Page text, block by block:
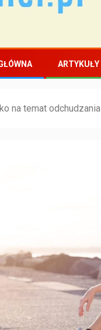
ARTYKUŁY
na temat odchudzania